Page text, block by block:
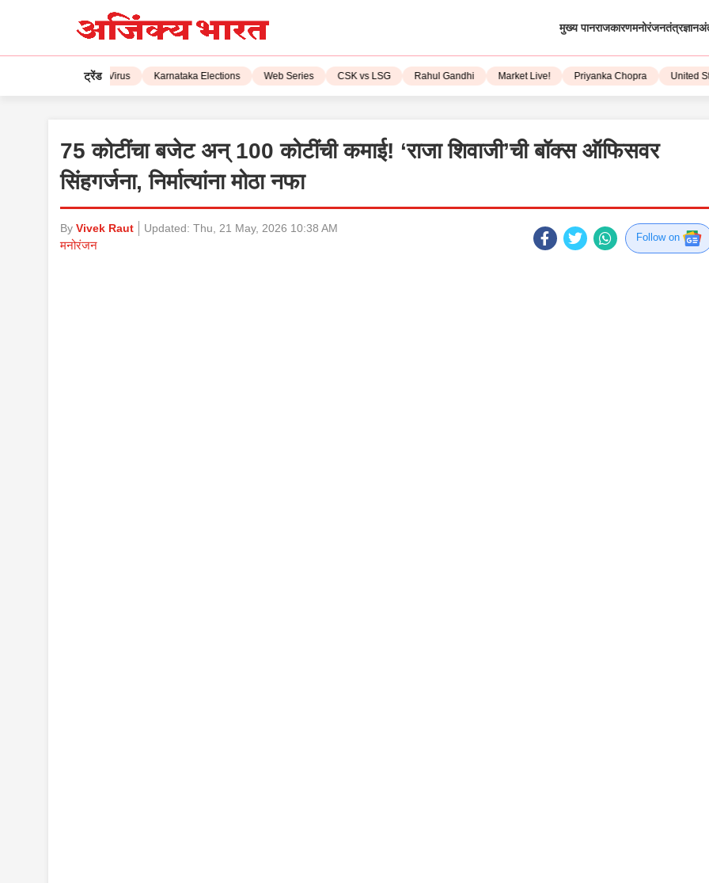
मुख्य पानराजकारणमनोरंजनतंत्रज्ञान
ट्रेंड
Corona Virus Karnataka Elections Web Series CSK vs LSG Rahul Gandhi Market Live! Priyanka Chopra United State
75 कोटींचा बजेट अन् 100 कोटींची कमाई! ‘राजा शिवाजी’ची बॉक्स ऑफिसवर
सिंहगर्जना, निर्मात्यांना मोठा नफा
By Vivek Raut Updated: Thu, 21 May, 2026 10:38 AM
मनोरंजन
Follow on